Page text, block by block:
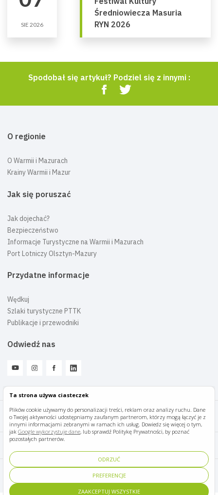
Ta strona używa ciasteczek
Plików cookie używamy do personalizacji treści, reklam oraz analizy ruchu. Dane
o Twojej aktywności udostępniamy zaufanym partnerom, którzy mogą łączyć je z
innymi informacjami zebranymi w ramach ich usług. Dowiedz się więcej o tym,
jak Google wykorzystuje dane, lub sprawdź Politykę Prywatności, by poznać
pozostałych partnerów.
ODRZUĆ
PREFERENCJE
ZAAKCEPTUJ WSZYSTKIE
SIE 2026
Średniowiecza Masuria
RYN 2026
Spodobał się artykuł? Podziel się z innymi :
O regionie
O Warmii i Mazurach
Krainy Warmii i Mazur
Jak się poruszać
Jak dojechać?
Bezpieczeństwo
Informacje Turystyczne na Warmii i Mazurach
Port Lotniczy Olsztyn-Mazury
Przydatne informacje
Wędkuj
Szlaki turystyczne PTTK
Publikacje i przewodniki
Odwiedź nas
Mazury Travel © 2026
Polityka prywatności